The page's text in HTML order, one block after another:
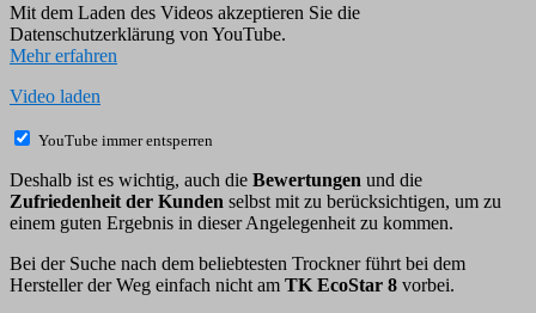
Mit dem Laden des Videos akzeptieren Sie die
Datenschutzerklärung von YouTube.
Mehr erfahren
Video laden
YouTube immer entsperren
Deshalb ist es wichtig, auch die Bewertungen und die
Zufriedenheit der Kunden selbst mit zu berücksichtigen, um zu
einem guten Ergebnis in dieser Angelegenheit zu kommen.
Bei der Suche nach dem beliebtesten Trockner führt bei dem
Hersteller der Weg einfach nicht am TK EcoStar 8 vorbei.